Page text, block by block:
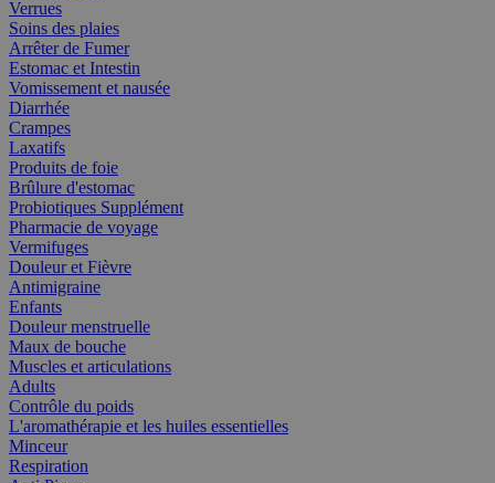
Verrues
Soins des plaies
Arrêter de Fumer
Estomac et Intestin
Vomissement et nausée
Diarrhée
Crampes
Laxatifs
Produits de foie
Brûlure d'estomac
Probiotiques Supplément
Pharmacie de voyage
Vermifuges
Douleur et Fièvre
Antimigraine
Enfants
Douleur menstruelle
Maux de bouche
Muscles et articulations
Adults
Contrôle du poids
L'aromathérapie et les huiles essentielles
Minceur
Respiration